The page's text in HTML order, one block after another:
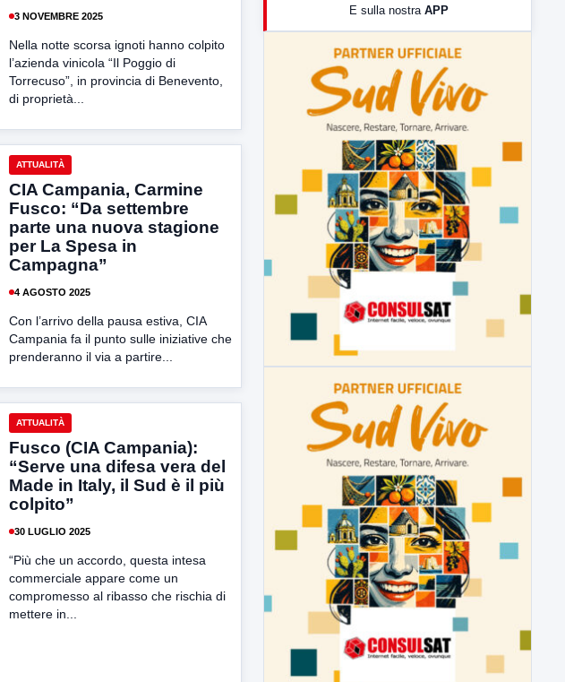
3 NOVEMBRE 2025
Nella notte scorsa ignoti hanno colpito
l’azienda vinicola “Il Poggio di
Torrecuso”, in provincia di Benevento,
di proprietà...
ATTUALITÀ
CIA Campania, Carmine
Fusco: “Da settembre
parte una nuova stagione
per La Spesa in
Campagna”
4 AGOSTO 2025
Con l’arrivo della pausa estiva, CIA
Campania fa il punto sulle iniziative che
prenderanno il via a partire...
ATTUALITÀ
Fusco (CIA Campania):
“Serve una difesa vera del
Made in Italy, il Sud è il più
colpito”
30 LUGLIO 2025
“Più che un accordo, questa intesa
commerciale appare come un
compromesso al ribasso che rischia di
mettere in...
LabNews (replica)
E sulla nostra APP
ULTIMI VIDEO